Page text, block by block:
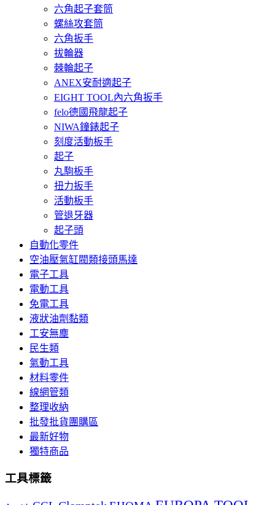
六角起子套筒
螺絲攻套筒
六角扳手
拔輪器
棘輪起子
ANEX安耐適起子
EIGHT TOOL內六角扳手
felo德國飛龍起子
NIWA鐘錶起子
刻度活動板手
起子
丸駒板手
扭力扳手
活動板手
管退牙器
起子頭
自動化零件
空油壓氣缸閥類接頭馬達
電子工具
電動工具
免電工具
液狀油劑黏類
工安無塵
民生類
氣動工具
材料零件
線網管類
整理收納
批發批貨團購區
最新好物
獨特商品
工具標籤